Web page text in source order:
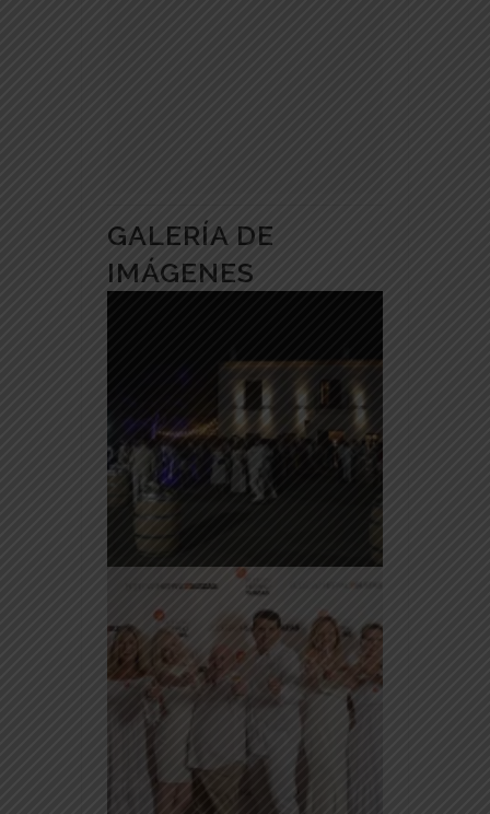
GALERÍA DE
IMÁGENES